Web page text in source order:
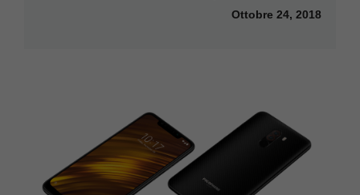
Ottobre 24, 2018